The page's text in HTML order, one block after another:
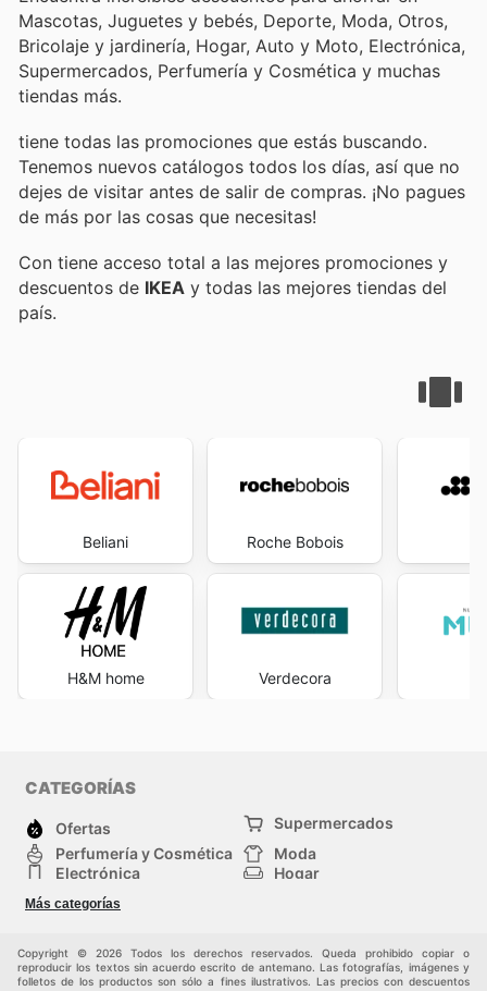
Mascotas, Juguetes y bebés, Deporte, Moda, Otros,
Bricolaje y jardinería, Hogar, Auto y Moto, Electrónica,
Supermercados, Perfumería y Cosmética y muchas
tiendas más.
tiene todas las promociones que estás buscando.
Tenemos nuevos catálogos todos los días, así que no
dejes de visitar antes de salir de compras. ¡No pagues
de más por las cosas que necesitas!
Con tiene acceso total a las mejores promociones y
descuentos de IKEA y todas las mejores tiendas del
país.
Beliani
H&M home
Roche Bobois
Verdecora
CATEGORÍAS
Ofertas
Supermercados
Perfumería y Cosmética
Moda
Electrónica
Hogar
Deporte
Juguetes y bebés
Más categorías
Copyright © 2026 Todos los derechos reservados. Queda prohibido copiar o
reproducir los textos sin acuerdo escrito de antemano. Las fotografías, imágenes y
folletos de los productos son sólo a fines ilustrativos. Las precios con descuentos